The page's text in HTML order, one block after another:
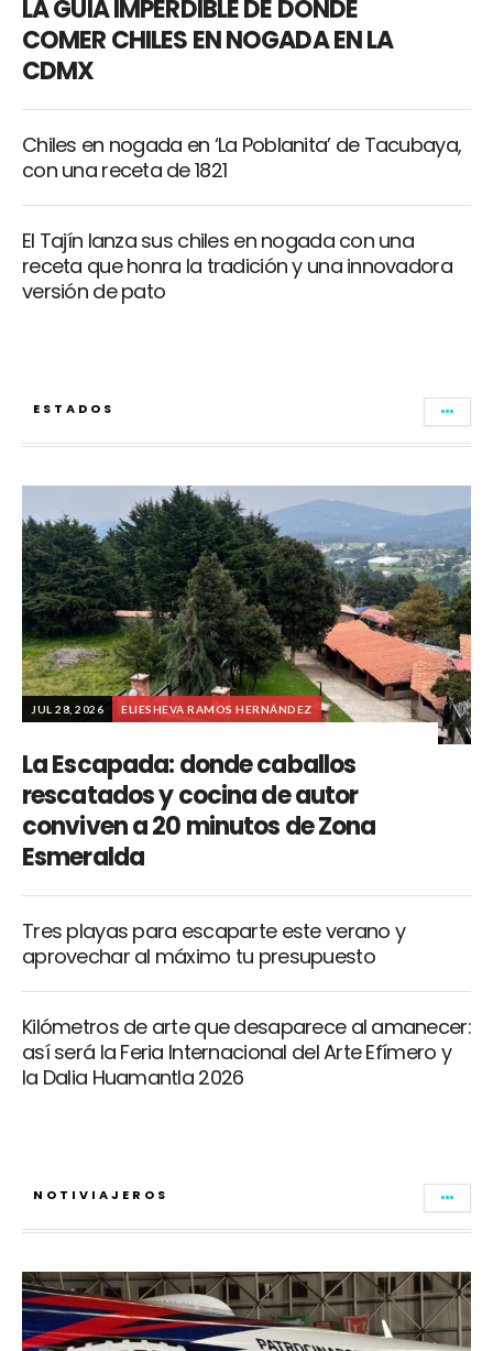
LA GUIA IMPERDIBLE DE DÓNDE
COMER CHILES EN NOGADA EN LA
CDMX
Chiles en nogada en ‘La Poblanita’ de Tacubaya,
con una receta de 1821
El Tajín lanza sus chiles en nogada con una
receta que honra la tradición y una innovadora
versión de pato
ESTADOS
JUL 28, 2026 ELIESHEVA RAMOS HERNÁNDEZ
La Escapada: donde caballos
rescatados y cocina de autor
conviven a 20 minutos de Zona
Esmeralda
Tres playas para escaparte este verano y
aprovechar al máximo tu presupuesto
Kilómetros de arte que desaparece al amanecer:
así será la Feria Internacional del Arte Efímero y
la Dalia Huamantla 2026
NOTIVIAJEROS